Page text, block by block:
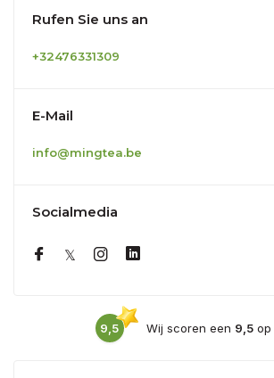
Rufen Sie uns an
+32476331309
E-Mail
info@mingtea.be
Socialmedia
9,5 Wij scoren een 9,5op